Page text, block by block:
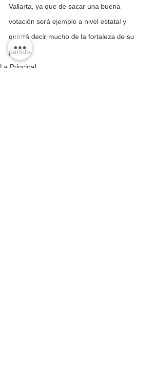
Vallarta, ya que de sacar una buena
votación será ejemplo a nivel estatal y
querrá decir mucho de la fortaleza de su
partido.
La Principal